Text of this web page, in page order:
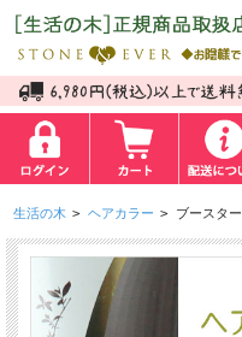
生活の木 > ヘアカラー > ブースター